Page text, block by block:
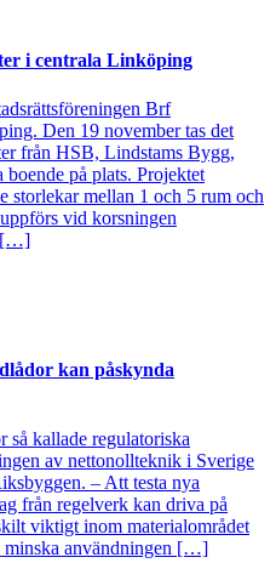
i centrala Linköping
Brf
Den 19 november tas det
från HSB, Lindstams Bygg,
på plats. Projektet
storlekar mellan 1 och 5 rum och
vid korsningen
[…]
kan påskynda
så kallade regulatoriska
av nettonollteknik i Sverige
– Att testa nya
från regelverk kan driva på
viktigt inom materialområdet
minska användningen […]